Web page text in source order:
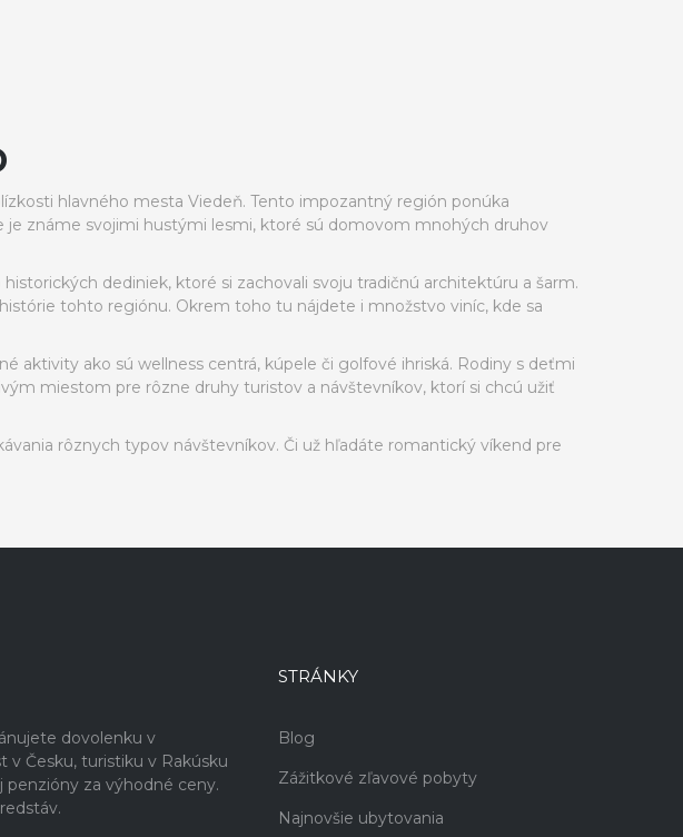
hlavného mesta Viedeň. Tento impozantný región ponúka
je známe svojimi hustými lesmi, ktoré sú domovom mnohých druhov
dediniek, ktoré si zachovali svoju tradičnú architektúru a šarm.
tohto regiónu. Okrem toho tu nájdete i množstvo viníc, kde sa
aktivity ako sú wellness centrá, kúpele či golfové ihriská. Rodiny s deťmi
miestom pre rôzne druhy turistov a návštevníkov, ktorí si chcú užiť
rôznych typov návštevníkov. Či už hľadáte romantický víkend pre
dovolenku v
v Česku, turistiku v Rakúsku
penzióny za výhodné ceny.
STRÁNKY
Blog
Zážitkové zľavové pobyty
Najnovšie ubytovania